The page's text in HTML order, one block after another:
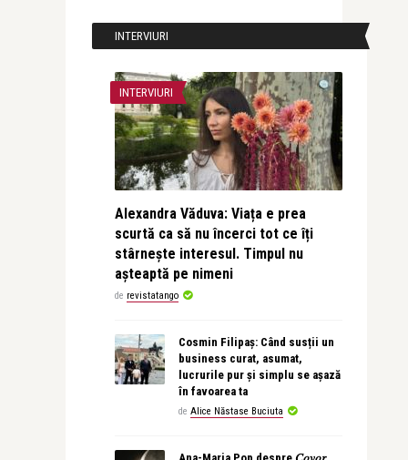
INTERVIURI
INTERVIURI
Alexandra Văduva: Viața e prea
scurtă ca să nu încerci tot ce îți
stârnește interesul. Timpul nu
așteaptă pe nimeni
de revistatango
Cosmin Filipaș: Când susții un
business curat, asumat,
lucrurile pur și simplu se așază
în favoarea ta
de Alice Năstase Buciuta